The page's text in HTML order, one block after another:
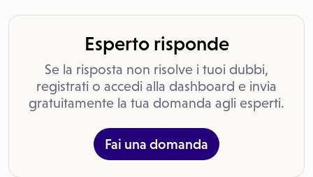
Esperto risponde
Se la risposta non risolve i tuoi dubbi,
registrati o accedi alla dashboard e invia
gratuitamente la tua domanda agli esperti.
Fai una domanda